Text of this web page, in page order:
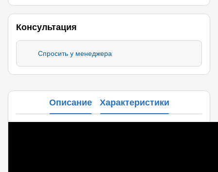
Консультация
Спросить у менеджера
Описание Характеристики